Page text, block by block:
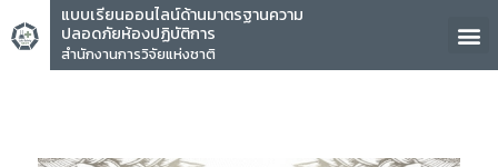
แบบเรียนออนไลน์ด้านมาตรฐานความ
ปลอดภัยห้องปฏิบัติการ
สำนักงานการวิจัยแห่งชาติ